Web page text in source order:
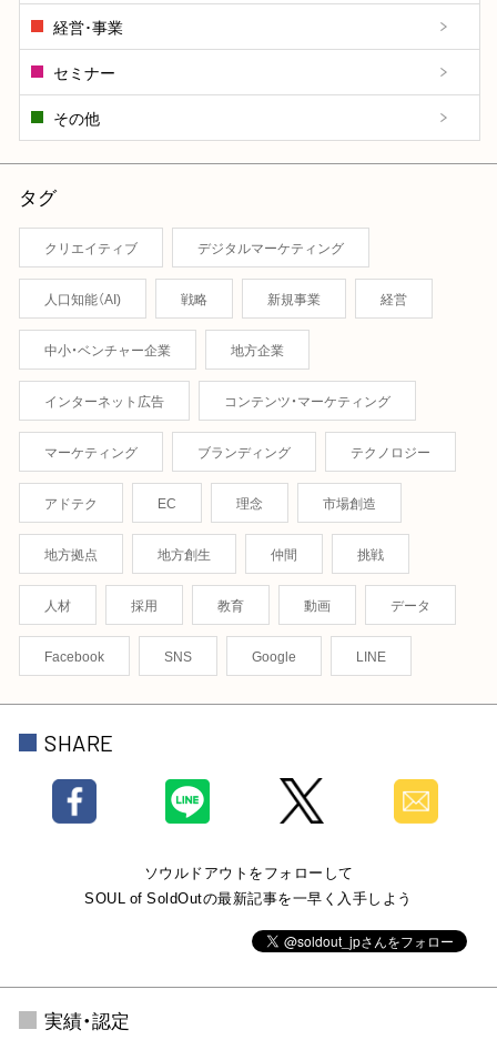
経営･事業
セミナー
その他
タグ
クリエイティブ デジタルマーケティング
人口知能（AI) 戦略 新規事業 経営
中小・ベンチャー企業 地方企業
インターネット広告 コンテンツ・マーケティング
マーケティング ブランディング テクノロジー
アドテク EC 理念 市場創造
地方拠点 地方創生 仲間 挑戦
人材 採用 教育 動画 データ
Facebook SNS Google LINE
SHARE
ソウルドアウトをフォローして
SOUL of SoldOutの最新記事を一早く入手しよう
実績・認定